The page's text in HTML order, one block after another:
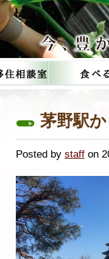
茅野駅
Posted by staff on